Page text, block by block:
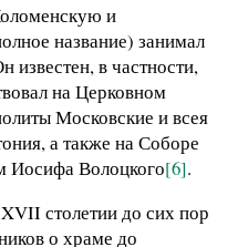
и
название) занимал
известен, в частности,
на Церковном
Московские и всея
а также на Соборе
Иосифа Волоцкого[6].
столетии до сих пор
о храме до